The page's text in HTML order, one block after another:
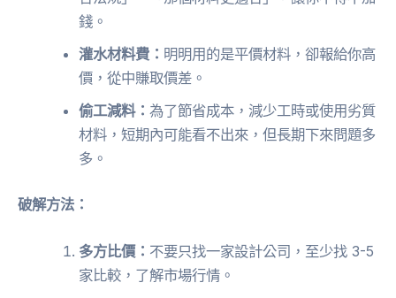
錢。
灌水材料費： 明明用的是平價材料，卻報給你高
價，從中賺取價差。
偷工減料：為了節省成本，減少工時或使用劣質
材料，短期內可能看不出來，但長期下來問題多
多。
破解方法：
多方比價： 不要只找一家設計公司，至少找 3-5
家比較，了解市場行情。